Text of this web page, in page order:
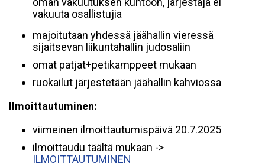
vakuuta osallistujia
majoitutaan yhdessä jäähallin vieressä
sijaitsevan liikuntahallin judosaliin
omat patjat+petikamppeet mukaan
ruokailut järjestetään jäähallin kahviossa
Ilmoittautuminen:
viimeinen ilmoittautumispäivä 20.7.2025
ilmoittaudu täältä mukaan ->
ILMOITTAUTUMINEN